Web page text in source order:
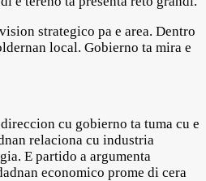
strategico pa e area. Dentro
local. Gobierno ta mira e
cu gobierno ta tuma cu e
relaciona cu industria
E partido a argumenta
economico prome di cera